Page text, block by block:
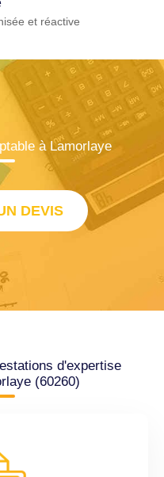
et réactive
à Lamorlaye
DEVIS
d'expertise
(60260)